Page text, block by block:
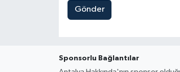
Gönder
Sponsorlu Bağlantılar